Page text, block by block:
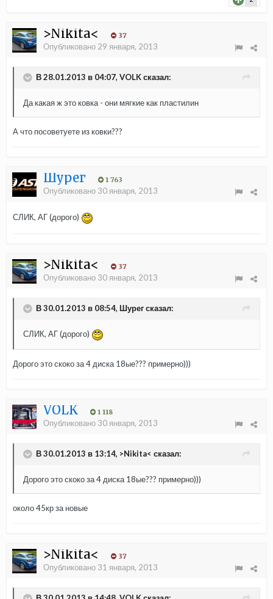
>Nikita< 37
Опубликовано 29 января, 2013
В 28.01.2013 в 04:07, VOLK сказал:
Да какая ж это ковка - они мягкие как пластилин
А что посоветуете из ковки???
Шурег 1 763
Опубликовано 30 января, 2013
СЛИК, АГ (дорого)
>Nikita< 37
Опубликовано 30 января, 2013
В 30.01.2013 в 08:54, Шурег сказал:
СЛИК, АГ (дорого)
Дорого это скоко за 4 диска 18ые??? примерно)))
VOLK 1 118
Опубликовано 30 января, 2013
В 30.01.2013 в 13:14, >Nikita< сказал:
Дорого это скоко за 4 диска 18ые??? примерно)))
около 45кр за новые
>Nikita< 37
Опубликовано 31 января, 2013